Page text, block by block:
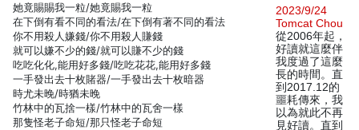
她竟賜賜我一粒/她竟賜我一粒
在下倒有看不同的看法/在下倒有著不同的看法
你不用殺人嫌錢/你不用殺人賺錢
就可以嫌不少的錢/就可以賺不少的錢
吃吃化化,能用好多錢/吃吃花花,能用好多錢
一手發出去十枚賭器/一手發出去十枚暗器
時尤未晚/時猶未晚
竹林中的瓦捨一樣/竹林中的瓦舍一樣
那隻怪老子命短/那只怪老子命短
2023/9/24
Tomcat Chou
從2006年起，
好讀就這麼伴
我度過了這麼
長的時間。直
到2017.12的
噩耗傳來，我
以為就此不再
見好讀。直到